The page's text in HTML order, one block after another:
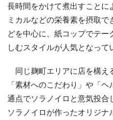
長時間をかけて煮出すことに
ミカルなどの栄養素を摂取
どを中心に、紙コップでテ
しむスタイルが人気となって
同じ麹町エリアに店を構え
「素材へのこだわり」や「
通点でソラノイロと意気投合
ソラノイロが作ったオリジ